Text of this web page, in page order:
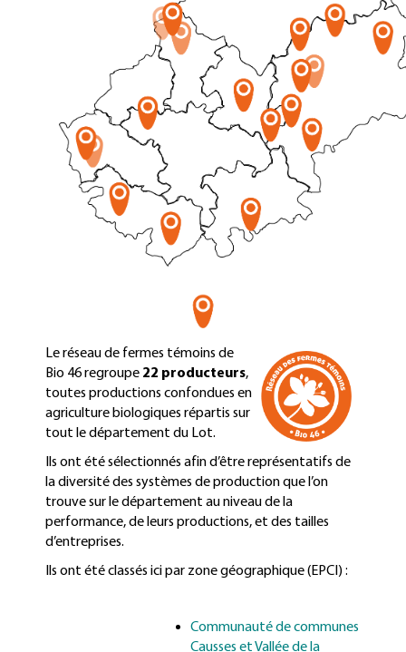
Le réseau de fermes témoins de
Bio 46 regroupe 22 producteurs,
toutes productions confondues en
agriculture biologiques répartis sur
tout le département du Lot.
Ils ont été sélectionnés afin d’être représentatifs de
la diversité des systèmes de production que l’on
trouve sur le département au niveau de la
performance, de leurs productions, et des tailles
d’entreprises.
Ils ont été classés ici par zone géographique (EPCI) :
Communauté de communes
Causses et Vallée de la